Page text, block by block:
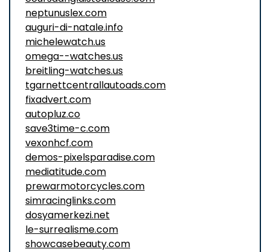
neptunuslex.com
auguri-di-natale.info
michelewatch.us
omega--watches.us
breitling-watches.us
tgarnettcentrallautoads.com
fixadvert.com
autopluz.co
save3time-c.com
vexonhcf.com
demos-pixelsparadise.com
mediatitude.com
prewarmotorcycles.com
simracinglinks.com
dosyamerkezi.net
le-surrealisme.com
showcasebeauty.com